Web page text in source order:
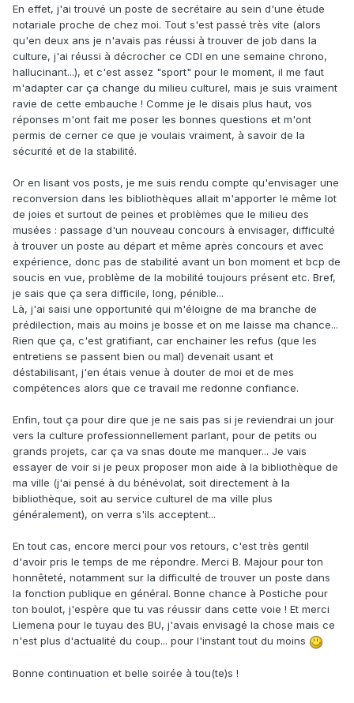
En effet, j'ai trouvé un poste de secrétaire au sein d'une étude
notariale proche de chez moi. Tout s'est passé très vite (alors
qu'en deux ans je n'avais pas réussi à trouver de job dans la
culture, j'ai réussi à décrocher ce CDI en une semaine chrono,
hallucinant...), et c'est assez "sport" pour le moment, il me faut
m'adapter car ça change du milieu culturel, mais je suis vraiment
ravie de cette embauche ! Comme je le disais plus haut, vos
réponses m'ont fait me poser les bonnes questions et m'ont
permis de cerner ce que je voulais vraiment, à savoir de la
sécurité et de la stabilité.
Or en lisant vos posts, je me suis rendu compte qu'envisager une
reconversion dans les bibliothèques allait m'apporter le même lot
de joies et surtout de peines et problèmes que le milieu des
musées : passage d'un nouveau concours à envisager, difficulté
à trouver un poste au départ et même après concours et avec
expérience, donc pas de stabilité avant un bon moment et bcp de
soucis en vue, problème de la mobilité toujours présent etc. Bref,
je sais que ça sera difficile, long, pénible...
Là, j'ai saisi une opportunité qui m'éloigne de ma branche de
prédilection, mais au moins je bosse et on me laisse ma chance...
Rien que ça, c'est gratifiant, car enchainer les refus (que les
entretiens se passent bien ou mal) devenait usant et
déstabilisant, j'en étais venue à douter de moi et de mes
compétences alors que ce travail me redonne confiance.
Enfin, tout ça pour dire que je ne sais pas si je reviendrai un jour
vers la culture professionnellement parlant, pour de petits ou
grands projets, car ça va snas doute me manquer... Je vais
essayer de voir si je peux proposer mon aide à la bibliothèque de
ma ville (j'ai pensé à du bénévolat, soit directement à la
bibliothèque, soit au service culturel de ma ville plus
généralement), on verra s'ils acceptent...
En tout cas, encore merci pour vos retours, c'est très gentil
d'avoir pris le temps de me répondre. Merci B. Majour pour ton
honnêteté, notamment sur la difficulté de trouver un poste dans
la fonction publique en général. Bonne chance à Postiche pour
ton boulot, j'espère que tu vas réussir dans cette voie ! Et merci
Liemena pour le tuyau des BU, j'avais envisagé la chose mais ce
n'est plus d'actualité du coup... pour l'instant tout du moins
Bonne continuation et belle soirée à tou(te)s !